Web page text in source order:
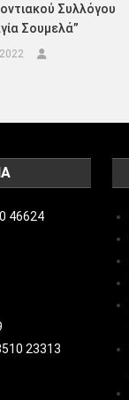
Συλλόγου
Σουμελά”
46624
23313